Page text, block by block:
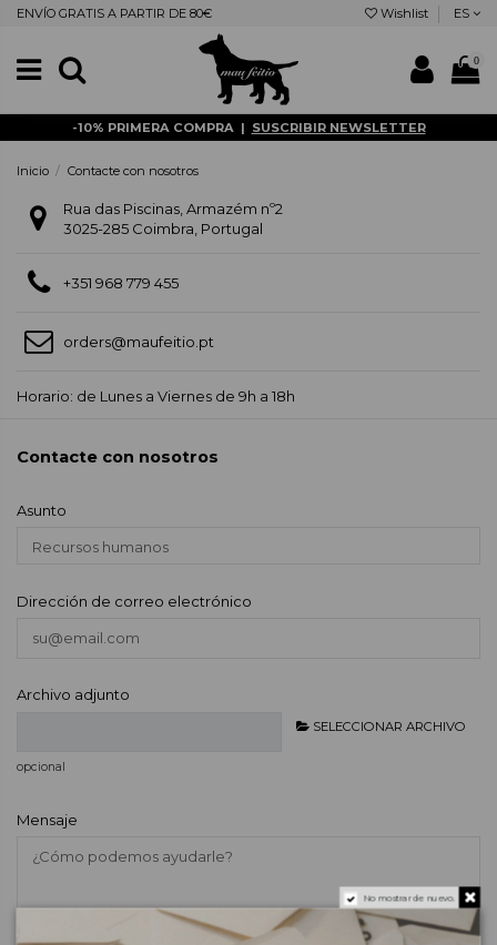
ENVÍO GRATIS A PARTIR DE 80€ Wishlist ES
0
-10% PRIMERA COMPRA | SUSCRIBIR NEWSLETTER
Inicio Contacte con nosotros
Rua das Piscinas, Armazém nº2
3025-285 Coimbra, Portugal
+351 968 779 455
orders@maufeitio.pt
Horario: de Lunes a Viernes de 9h a 18h
Contacte con nosotros
Asunto
Dirección de correo electrónico
Archivo adjunto
SELECCIONAR ARCHIVO
opcional
Mensaje
No mostrar de nuevo.